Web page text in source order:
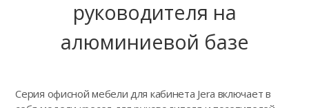
руководителя на
алюминиевой базе
Серия офисной мебели для кабинета Jera включает в